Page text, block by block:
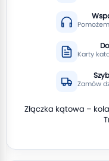
Karty
Zamów
Złączka kątowa –